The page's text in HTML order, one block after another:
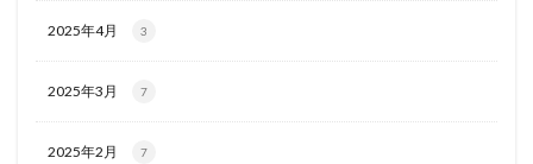
2025年4月 3
2025年3月 7
2025年2月 7